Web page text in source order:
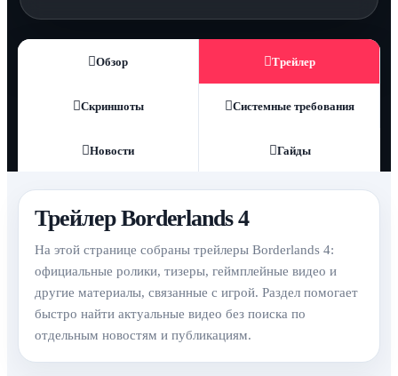
Обзор Трейлер
Скриншоты Системные требования
Новости Гайды
Трейлер Borderlands 4
На этой странице собраны трейлеры Borderlands 4:
официальные ролики, тизеры, геймплейные видео и
другие материалы, связанные с игрой. Раздел помогает
быстро найти актуальные видео без поиска по
отдельным новостям и публикациям.